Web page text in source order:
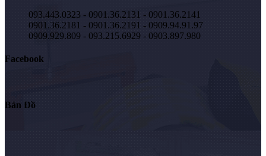
093.443.0323 - 0901.36.2131 - 0901.36.2141
0901.36.2181 - 0901.36.2191 - 0909.94.91.97
0909.929.809 - 093.215.6929 - 0903.897.980
Facebook
Bản Đồ